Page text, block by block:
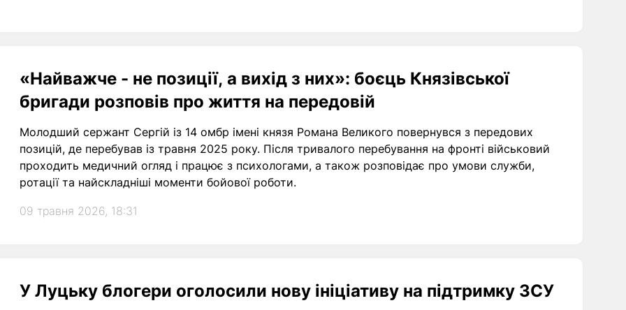
«Найважче - не позиції, а вихід з них»: боєць Князівської
бригади розповів про життя на передовій
Молодший сержант Сергій із 14 омбр імені князя Романа Великого повернувся з передових
позицій, де перебував із травня 2025 року. Після тривалого перебування на фронті військовий
проходить медичний огляд і працює з психологами, а також розповідає про умови служби,
ротації та найскладніші моменти бойової роботи.
09 травня 2026, 18:31
У Луцьку блогери оголосили нову ініціативу на підтримку ЗСУ